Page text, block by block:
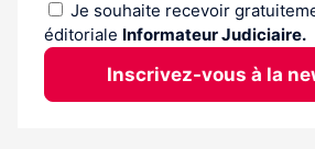
Je souhaite recevoir
éditoriale Informateur Judiciaire.
Inscrivez-vous à la